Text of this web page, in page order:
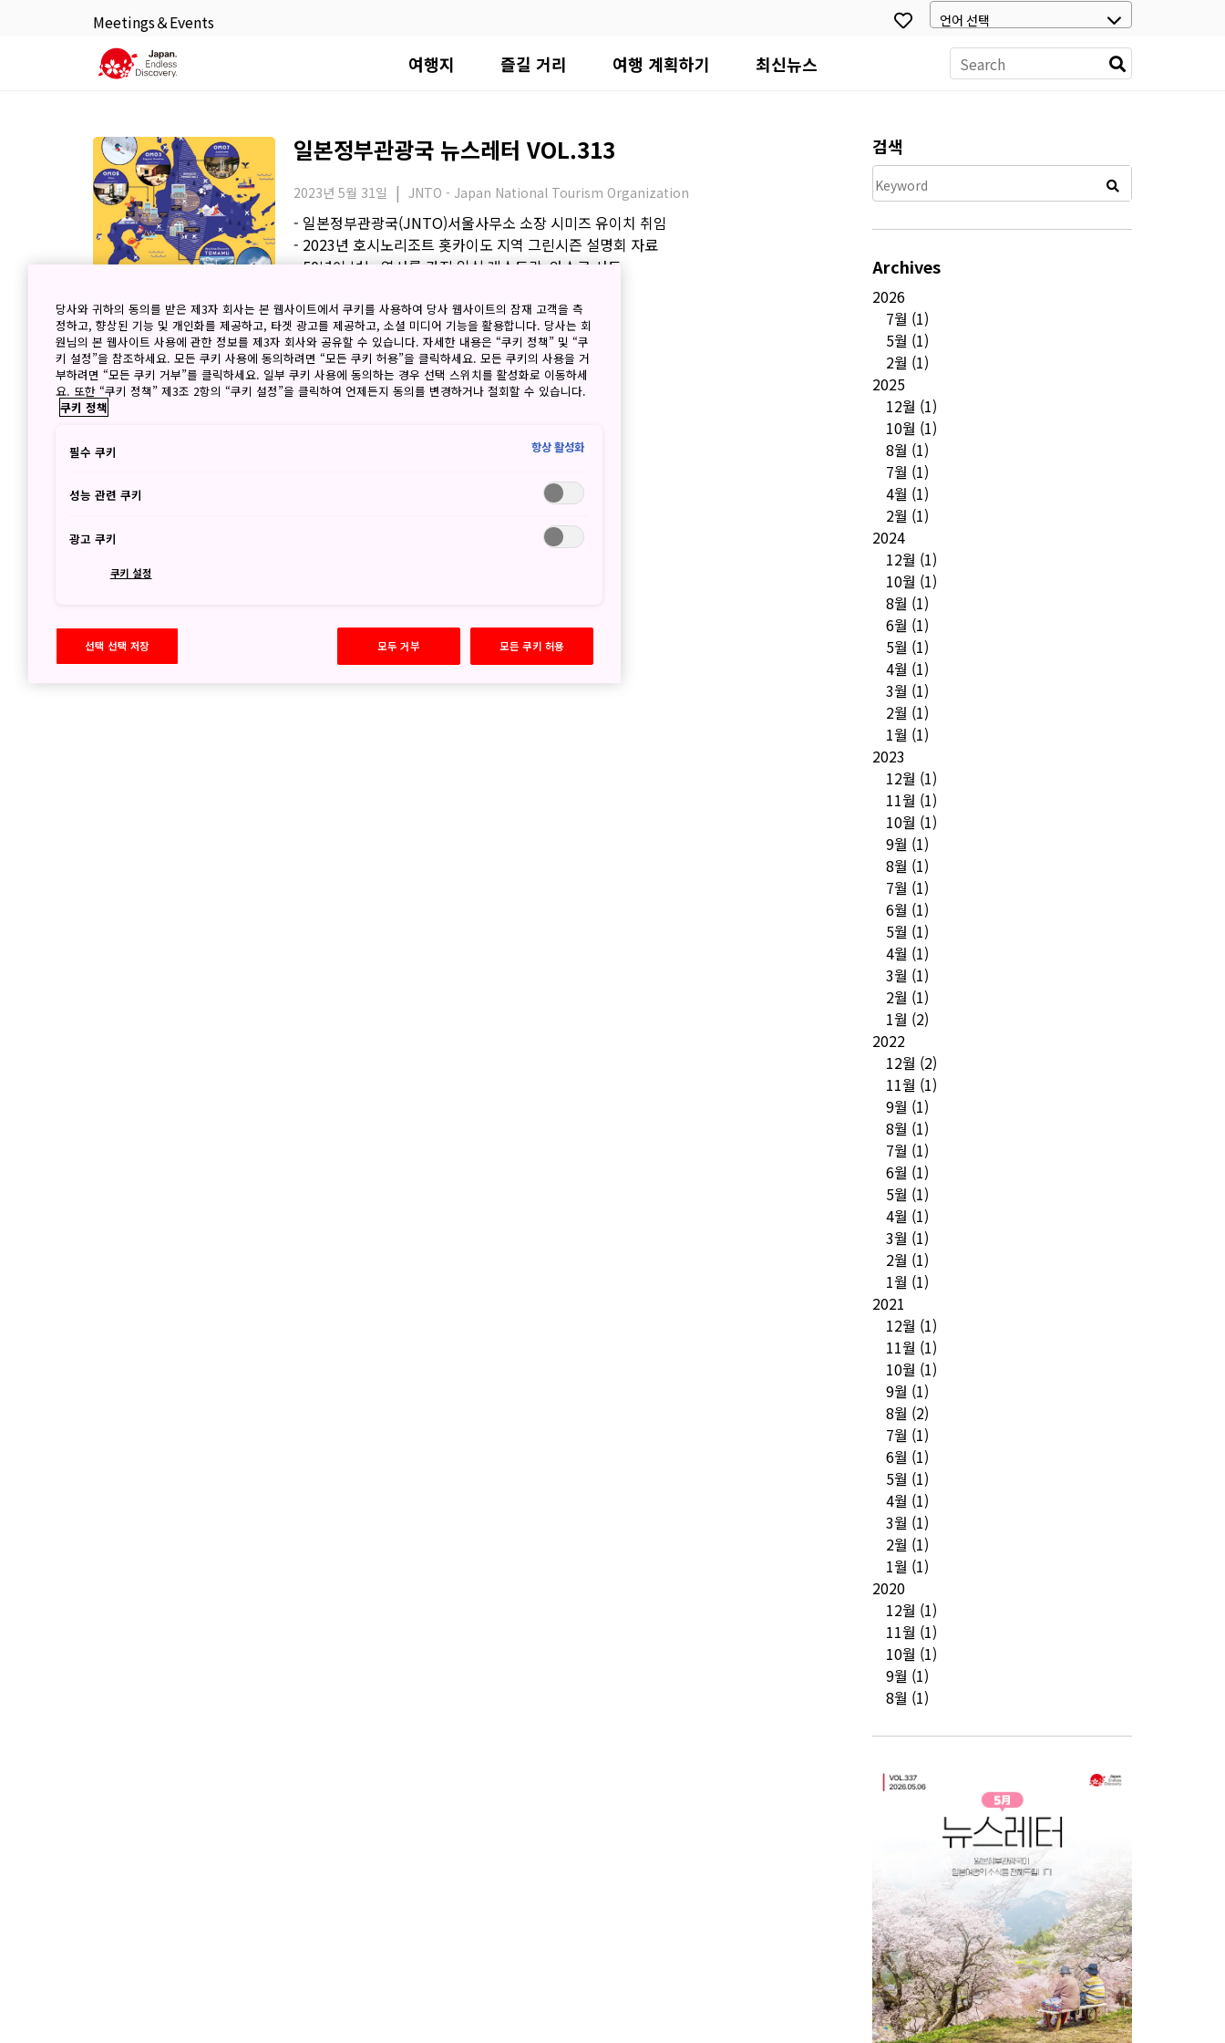
Meetings＆Events
여행지 즐길 거리 여행 계획하기 최신뉴스
일본정부관광국 뉴스레터 VOL.313
2023년 5월 31일 JNTO - Japan National Tourism Organization
- 일본정부관광국(JNTO)서울사무소 소장 시미즈 유이치 취임
- 2023년 호시노리조트 홋카이도 지역 그린시즌 설명회 자료
- 50년이 넘는 역사를 가진 일식 레스토랑, 와쇼쿠 사토
검색
Archives
2026
7월 (1)
5월 (1)
2월 (1)
2025
12월 (1)
10월 (1)
8월 (1)
7월 (1)
4월 (1)
2월 (1)
2024
12월 (1)
10월 (1)
8월 (1)
6월 (1)
5월 (1)
4월 (1)
3월 (1)
2월 (1)
1월 (1)
2023
12월 (1)
11월 (1)
10월 (1)
9월 (1)
8월 (1)
7월 (1)
6월 (1)
5월 (1)
4월 (1)
3월 (1)
2월 (1)
1월 (2)
2022
12월 (2)
11월 (1)
9월 (1)
8월 (1)
7월 (1)
6월 (1)
5월 (1)
4월 (1)
3월 (1)
2월 (1)
1월 (1)
2021
12월 (1)
11월 (1)
10월 (1)
9월 (1)
8월 (2)
7월 (1)
6월 (1)
5월 (1)
4월 (1)
3월 (1)
2월 (1)
1월 (1)
2020
12월 (1)
11월 (1)
10월 (1)
9월 (1)
8월 (1)
당사와 귀하의 동의를 받은 제3자 회사는 본 웹사이트에서 쿠키를 사용하여 당사 웹사이트의 잠재 고객을 측
정하고, 향상된 기능 및 개인화를 제공하고, 타겟 광고를 제공하고, 소셜 미디어 기능을 활용합니다. 당사는 회
원님의 본 웹사이트 사용에 관한 정보를 제3자 회사와 공유할 수 있습니다. 자세한 내용은 “쿠키 정책” 및 “쿠
키 설정”을 참조하세요. 모든 쿠키 사용에 동의하려면 “모든 쿠키 허용”을 클릭하세요. 모든 쿠키의 사용을 거
부하려면 “모든 쿠키 거부”를 클릭하세요. 일부 쿠키 사용에 동의하는 경우 선택 스위치를 활성화로 이동하세
요. 또한 “쿠키 정책” 제3조 2항의 “쿠키 설정”을 클릭하여 언제든지 동의를 변경하거나 철회할 수 있습니다.
쿠키 정책
필수 쿠키 항상 활성화
성능 관련 쿠키
광고 쿠키
쿠키 설정
선택 선택 저장 모두 거부 모든 쿠키 허용